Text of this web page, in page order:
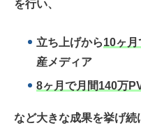
を行い、
立ち上げから10ヶ月
産メディア
8ヶ月で月間140万
など大きな成果を挙げ続